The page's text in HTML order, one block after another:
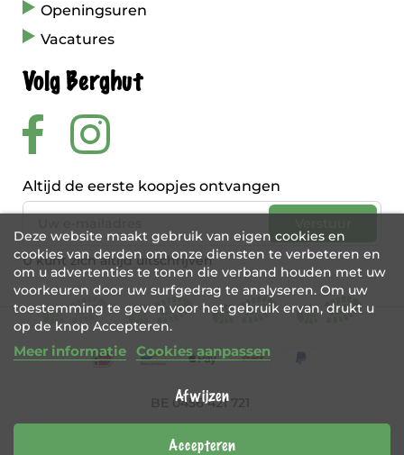
Openingsuren
Vacatures
Volg Berghut
Altijd de eerste koopjes ontvangen
U kunt zich altijd uitschrijven
Deze website maakt gebruik van eigen cookies en
cookies van derden om onze diensten te verbeteren en
om u advertenties te tonen die verband houden met uw
voorkeuren door uw surfgedrag te analyseren. Om uw
toestemming te geven voor het gebruik ervan, drukt u
op de knop Accepteren.
Meer informatie Cookies aanpassen
Afwijzen
Accepteren
BE 0456 421 721
Webshop doorTajriba